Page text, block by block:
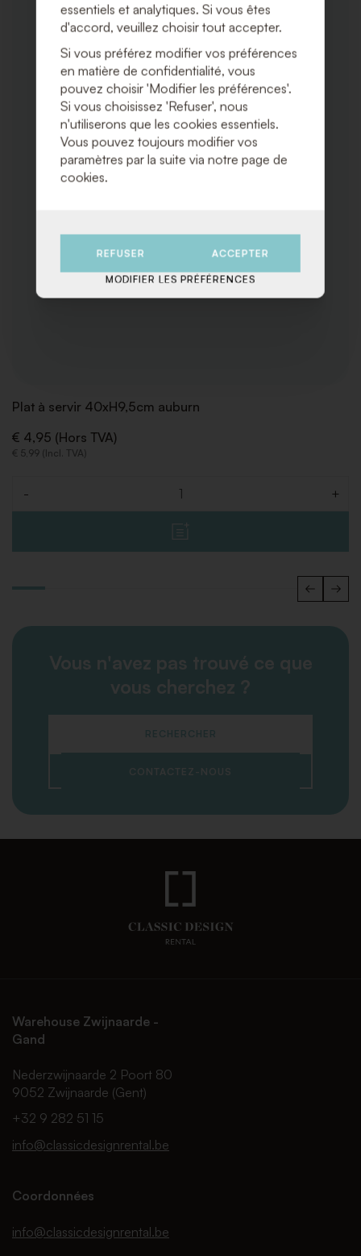
Plat à servir 40xH9,5cm auburn
€ 4,95 (Hors TVA)
€ 5,99 (Incl. TVA)
- +
Vous n'avez pas trouvé ce que
vous cherchez ?
RECHERCHER
CONTACTEZ-NOUS
Warehouse Zwijnaarde -
Gand
Nederzwijnaarde 2 Poort 80
9052 Zwijnaarde (Gent)
+32 9 282 51 15
info@classicdesignrental.be
Coordonnées
info@classicdesignrental.be
essentiels et analytiques. Si vous êtes
d'accord, veuillez choisir tout accepter.
Si vous préférez modifier vos préférences
en matière de confidentialité, vous
pouvez choisir 'Modifier les préférences'.
Si vous choisissez 'Refuser', nous
n'utiliserons que les cookies essentiels.
Vous pouvez toujours modifier vos
paramètres par la suite via notre page de
cookies.
REFUSER ACCEPTER
MODIFIER LES PRÉFÉRENCES